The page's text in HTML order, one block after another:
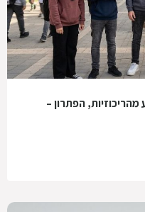
מהריכוזיות, הפתרון –